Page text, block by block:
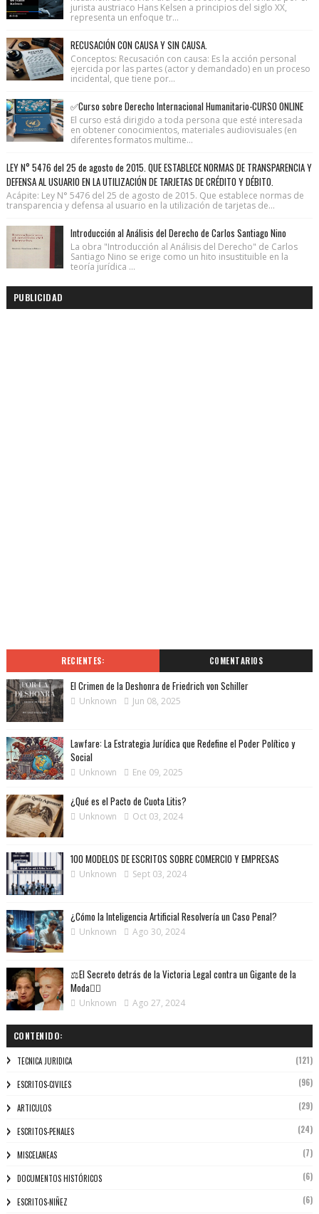
jurista austriaco Hans Kelsen a principios del siglo XX,
representa un enfoque tr...
RECUSACIÓN CON CAUSA Y SIN CAUSA.
Conceptos: Recusación con causa: Es la acción personal
ejercida por las partes (actor y demandado) en un proceso
incidental, que tiene por...
✅Curso sobre Derecho Internacional Humanitario-CURSO ONLINE
El curso está dirigido a toda persona que esté interesada
en obtener conocimientos, materiales audiovisuales (en
diferentes formatos multime...
LEY N° 5476 del 25 de agosto de 2015. QUE ESTABLECE NORMAS DE TRANSPARENCIA Y
DEFENSA AL USUARIO EN LA UTILIZACIÓN DE TARJETAS DE CRÉDITO Y DÉBITO.
Acápite: Ley N° 5476 del 25 de agosto de 2015. Que establece normas de
transparencia y defensa al usuario en la utilización de tarjetas de...
Introducción al Análisis del Derecho de Carlos Santiago Nino
La obra "Introducción al Análisis del Derecho" de Carlos
Santiago Nino se erige como un hito insustituible en la
teoría jurídica ...
PUBLICIDAD
RECIENTES: COMENTARIOS
El Crimen de la Deshonra de Friedrich von Schiller
Unknown Jun 08, 2025
Lawfare: La Estrategia Jurídica que Redefine el Poder Político y
Social
Unknown Ene 09, 2025
¿Qué es el Pacto de Cuota Litis?
Unknown Oct 03, 2024
100 MODELOS DE ESCRITOS SOBRE COMERCIO Y EMPRESAS
Unknown Sept 03, 2024
¿Cómo la Inteligencia Artificial Resolvería un Caso Penal?
Unknown Ago 30, 2024
⚖️El Secreto detrás de la Victoria Legal contra un Gigante de la
Moda👩‍⚖️
Unknown Ago 27, 2024
CONTENIDO:
TECNICA JURIDICA (121)
ESCRITOS-CIVILES (96)
ARTICULOS (29)
ESCRITOS-PENALES (24)
MISCELANEAS (7)
DOCUMENTOS HISTÓRICOS (6)
ESCRITOS-NIÑEZ (6)